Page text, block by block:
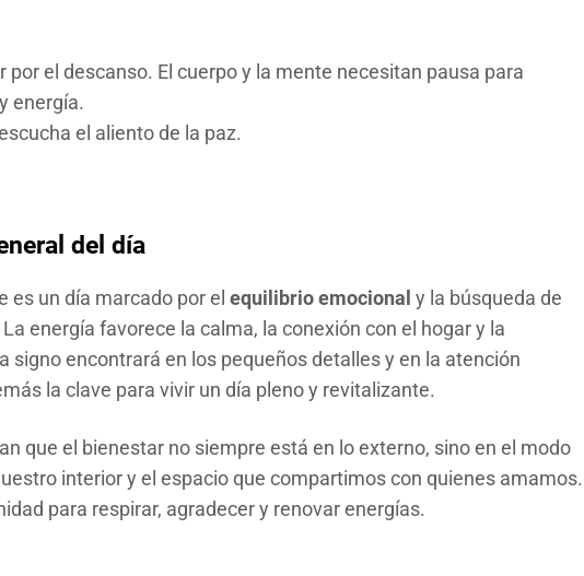
por el descanso. El cuerpo y la mente necesitan pausa para
energía.
el aliento de la paz.
del día
es un día marcado por el equilibrio emocional y la búsqueda de
La energía favorece la calma, la conexión con el hogar y la
signo encontrará en los pequeños detalles y en la atención
la clave para vivir un día pleno y revitalizante.
que el bienestar no siempre está en lo externo, sino en el modo
interior y el espacio que compartimos con quienes amamos.
para respirar, agradecer y renovar energías.